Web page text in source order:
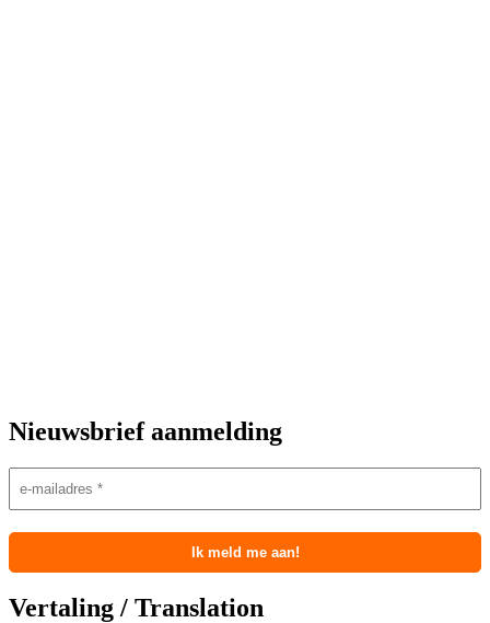
Nieuwsbrief aanmelding
Vertaling / Translation